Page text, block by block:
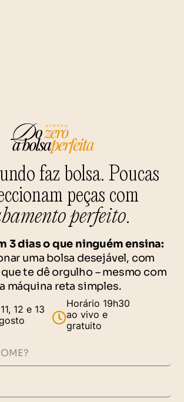
faz bolsa. Poucas
peças com
perfeito.
3 dias o que ninguém ensina:
uma bolsa desejável, com
te dê orgulho – mesmo com
máquina reta simples.
12 e 13
Horário 19h30
ao vivo e
gratuito